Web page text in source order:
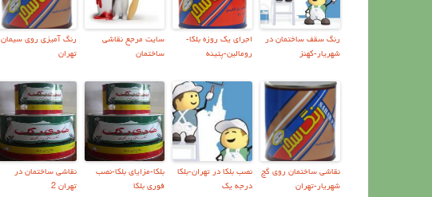
رنگ سقف ساختمان در
شهریار-کهنز
اجرای یک روزه بلکا-
رومالین-پتینه
سايت مرجع نقاشي
ساختمان
رنگ آمیزی روی سیمان
تهران
نقاشي ساختمان روي گچ
شهریار-تهران
نصب بلکا در تهران-بلکا
درجه یک
بلکا-مزایای بلکا-نصب
فوری بلکا
نقاشی ساختمان در
تهران 2